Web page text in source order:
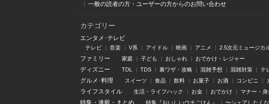
一般の読者の方・ユーザーの方からのお問い合わせ
カテゴリー
エンタメ･テレビ
テレビ 音楽 V系 アイドル 映画 アニメ 2.5次元ミュージカ
ファミリー 家庭 子ども おしゃれ おでかけ・レジャー
ディズニー TDL TDS 裏ワザ・攻略 混雑予想 混雑対策 テ
グルメ･料理 スイーツ 食品 飲料 お菓子 お酒 コンビニ
ライフスタイル 生活・ライフハック お金 おでかけ マナー・
特集 ・ 連載 ・ まとめ 特集『おいしいウチごはん』 〜シェアしたく